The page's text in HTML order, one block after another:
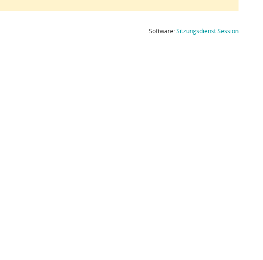
Software:SitzungsdienstSession(Wird in